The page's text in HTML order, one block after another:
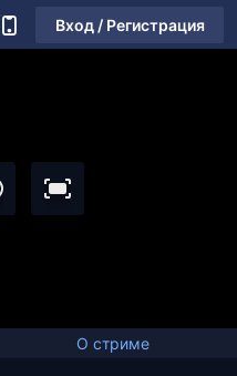
Вход / Регистрация
О стриме